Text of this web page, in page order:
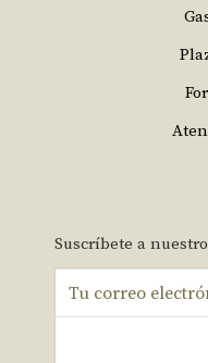
Suscríbete a